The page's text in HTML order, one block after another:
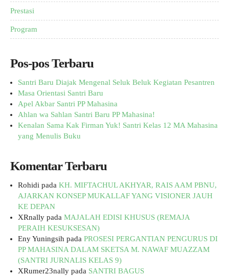
Prestasi
Program
Pos-pos Terbaru
Santri Baru Diajak Mengenal Seluk Beluk Kegiatan Pesantren
Masa Orientasi Santri Baru
Apel Akbar Santri PP Mahasina
Ahlan wa Sahlan Santri Baru PP Mahasina!
Kenalan Sama Kak Firman Yuk! Santri Kelas 12 MA Mahasina
yang Menulis Buku
Komentar Terbaru
Rohidi pada KH. MIFTACHUL AKHYAR, RAIS AAM PBNU,
AJARKAN KONSEP MUKALLAF YANG VISIONER JAUH
KE DEPAN
XRnally pada MAJALAH EDISI KHUSUS (REMAJA
PERAIH KESUKSESAN)
Eny Yuningsih pada PROSESI PERGANTIAN PENGURUS DI
PP MAHASINA DALAM SKETSA M. NAWAF MUAZZAM
(SANTRI JURNALIS KELAS 9)
XRumer23nally pada SANTRI BAGUS